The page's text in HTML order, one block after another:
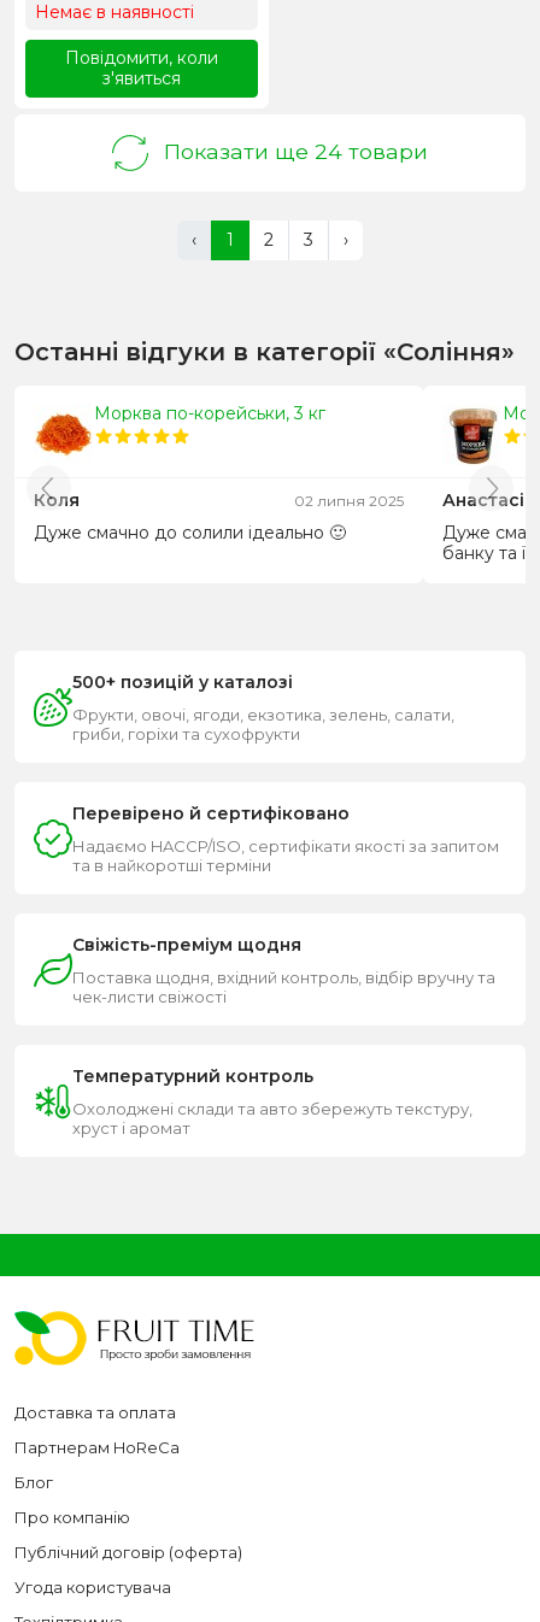
Немає в наявності
Повідомити, коли
з'явиться
Показати ще 24 товари
‹ 1 2 3 ›
Останні відгуки в категорії «Соління»
Морква по-корейськи, 3 кг
Коля 02 липня 2025
Дуже смачно до солили ідеально 🙂
Анастасія
Дуже
банку та
500+ позицій у каталозі
Фрукти, овочі, ягоди, екзотика, зелень, салати,
гриби, горіхи та сухофрукти
Перевірено й сертифіковано
Надаємо HACCP/ISO, сертифікати якості за запитом
та в найкоротші терміни
Свіжість-преміум щодня
Поставка щодня, вхідний контроль, відбір вручну та
чек-листи свіжості
Температурний контроль
Охолоджені склади та авто збережуть текстуру,
хруст і аромат
Доставка та оплата
Партнерам HoReCa
Блог
Про компанію
Публічний договір (оферта)
Угода користувача